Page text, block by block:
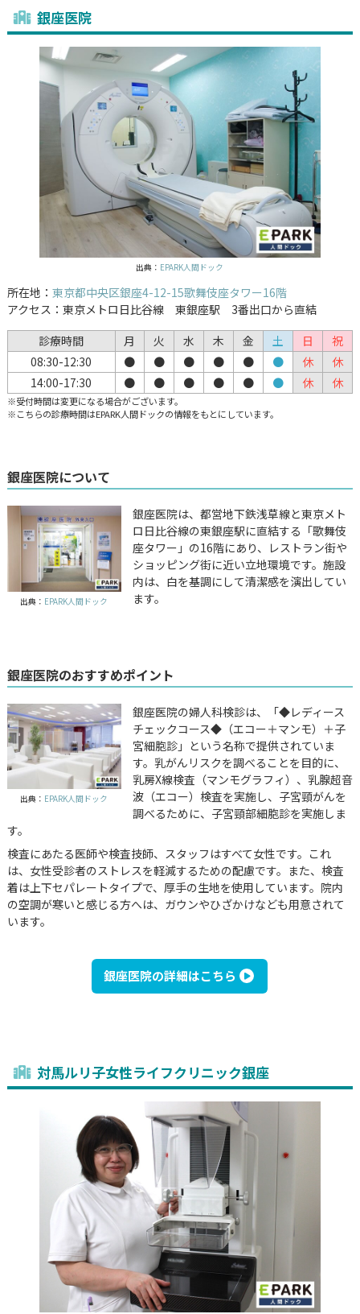
銀座医院
出典： EPARK人間ドック
所在地： 東京都中央区銀座4-12-15歌舞伎座タワー16階
アクセス：東京メトロ日比谷線 東銀座駅 3番出口から直結
診療時間
月 火 水 木 金 土 日
祝
08:30-12:30
● ● ● ● ● ● 休
休
14:00-17:30
● ● ● ● ● ● 休 休
※受付時間は変更になる場合がございます。
※こちらの診療時間はEPARK人間ドックの情報をもとにしています。
銀座医院について
出典： EPARK人間ドック
銀座医院は、都営地下鉄浅草線と東京メト
ロ日比谷線の東銀座駅に直結する「歌舞伎
座タワー」の16階にあり、レストラン街や
ショッピング街に近い立地環境です。施設
内は、白を基調にして清潔感を演出してい
ます。
銀座医院のおすすめポイント
出典： EPARK人間ドック
銀座医院の婦人科検診は、「◆レディース
チェックコース◆（エコー＋マンモ）＋子
宮細胞診」という名称で提供されていま
す。乳がんリスクを調べることを目的に、
乳房X線検査（マンモグラフィ）、乳腺超音
波（エコー）検査を実施し、子宮頸がんを
調べるために、子宮頸部細胞診を実施しま
す。
検査にあたる医師や検査技師、スタッフはすべて女性です。これ
は、女性受診者のストレスを軽減するための配慮です。また、検査
着は上下セパレートタイプで、厚手の生地を使用しています。院内
の空調が寒いと感じる方へは、ガウンやひざかけなども用意されて
います。
銀座医院の詳細はこちら
対馬ルリ子女性ライフクリニック銀座